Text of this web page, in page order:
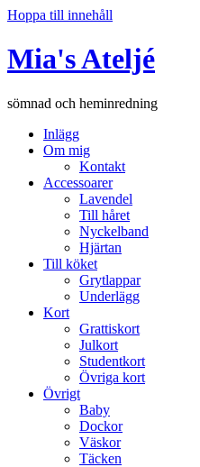
Hoppa till innehåll
Mia's Ateljé
sömnad och heminredning
Inlägg
Om mig
Kontakt
Accessoarer
Lavendel
Till håret
Nyckelband
Hjärtan
Till köket
Grytlappar
Underlägg
Kort
Grattiskort
Julkort
Studentkort
Övriga kort
Övrigt
Baby
Dockor
Väskor
Täcken